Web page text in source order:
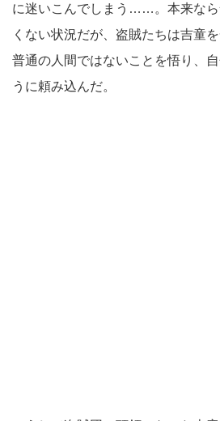
に迷いこんでしまう……。本来なら
くない状況だが、盗賊たちは吉童
普通の人間ではないことを悟り、
うに頼み込んだ。